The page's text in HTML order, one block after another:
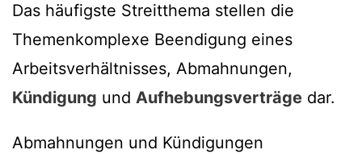
Das häufigste Streitthema stellen die
Themenkomplexe Beendigung eines
Arbeitsverhältnisses, Abmahnungen,
Kündigung und Aufhebungsverträge dar.
Abmahnungen und Kündigungen